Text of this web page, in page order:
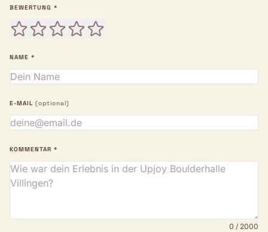
BEWERTUNG *
NAME *
E-MAIL (optional)
KOMMENTAR *
0 / 2000